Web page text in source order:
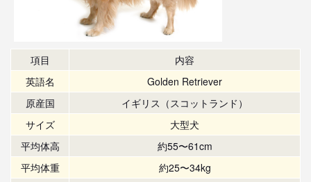
項目
内容
英語名
Golden Retriever
原産国
イギリス（スコットランド）
サイズ
大型犬
平均体高
約55〜61cm
平均体重
約25〜34kg